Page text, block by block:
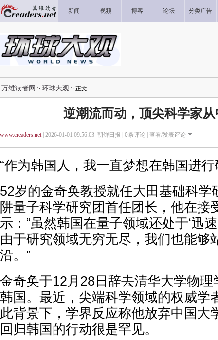
新闻 视频 博客 论坛 分类广告
万维读者网 > 环球大观 > 正文
逆潮流而动，顶尖科学家
www.creaders.net| 2026-01-01 09:56:03 朝鲜日报 | 0条评论 | 查看/发表评论
“作为韩国人，我一直梦想在韩国进行
52岁的金奇奂教授就任大田基础科学
阱量子科学研究团首任团长，他在接
示：“虽然韩国在量子领域还处于‘迅
由于研究领域无穷无尽，我们也能够
沿。”
金奇奂于12月28日辞去清华大学物
韩国。最近，尖端科学领域的权威学
此背景下，学界反应称他放弃中国大
回归韩国的行动很是罕见。